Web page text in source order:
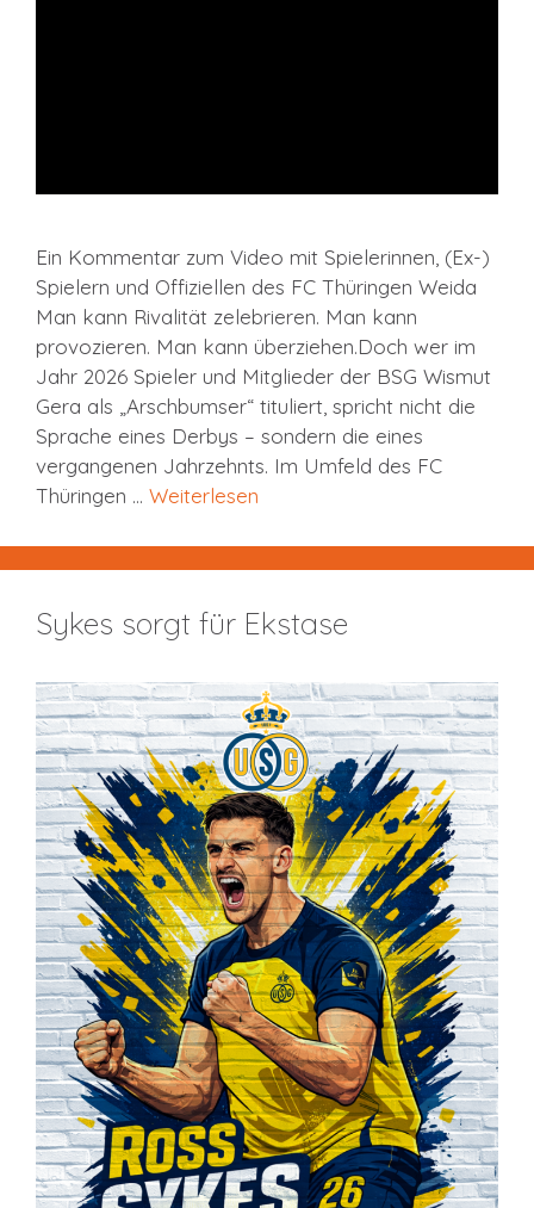
Ein Kommentar zum Video mit Spielerinnen, (Ex-)
Spielern und Offiziellen des FC Thüringen Weida
Man kann Rivalität zelebrieren. Man kann
provozieren. Man kann überziehen.Doch wer im
Jahr 2026 Spieler und Mitglieder der BSG Wismut
Gera als „Arschbumser“ tituliert, spricht nicht die
Sprache eines Derbys – sondern die eines
vergangenen Jahrzehnts. Im Umfeld des FC
Thüringen … Weiterlesen
Sykes sorgt für Ekstase